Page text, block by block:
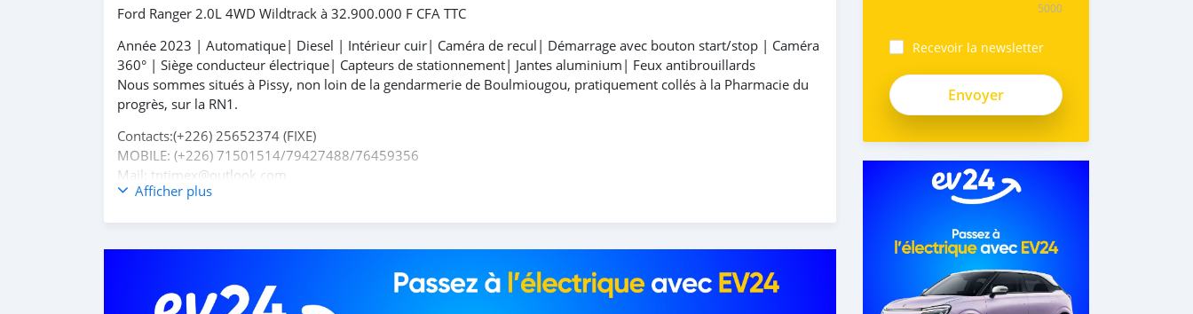
Ford Ranger 2.0L 4WD Wildtrack à 32.900.000 F CFA TTC
Année 2023 | Automatique| Diesel | Intérieur cuir| Caméra de recul| Démarrage avec bouton start/stop | Caméra
360° | Siège conducteur électrique| Capteurs de stationnement| Jantes aluminium| Feux antibrouillards
Nous sommes situés à Pissy, non loin de la gendarmerie de Boulmiougou, pratiquement collés à la Pharmacie du
progrès, sur la RN1.
Contacts:(+226) 25652374 (FIXE)
MOBILE: (+226) 71501514/79427488/76459356
Mail: tntimex@outlook.com
info@tntimex.com
Afficher plus
5000
Recevoir la newsletter